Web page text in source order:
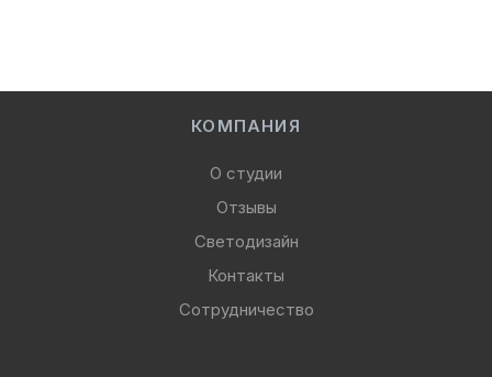
КОМПАНИЯ
О студии
Отзывы
Светодизайн
Контакты
Сотрудничество